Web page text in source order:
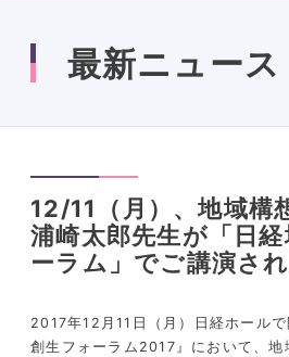
最新ニュース
12/11（月）、地域構
浦崎太郎先生が「日
ーラム」でご講演さ
2017年12月11日（月）日経ホール
創生フォーラム2017』において、